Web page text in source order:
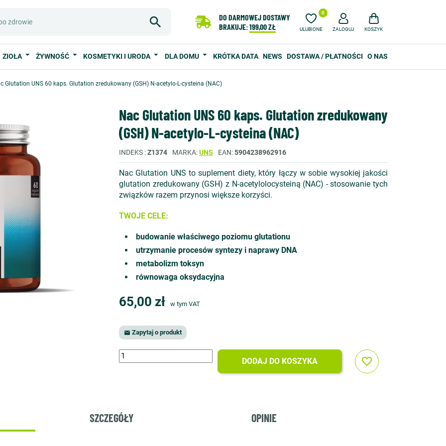
DO DARMOWEJ DOSTAWY
BRAKUJE:199,00 ZŁ ULUBIONE
0
ZALOGUJ KOSZYK
ZIOŁA ŻYWNOŚĆ KOSMETYKI I URODA DLA DOMU KRÓTKA DATA NEWS DOSTAWA / PŁATNOŚCI O NAS
Glutation UNS 60 kaps. Glutation zredukowany (GSH) N-acetylo-L-cysteina (NAC)
Nac Glutation UNS 60 kaps. Glutation zredukowany
(GSH) N-acetylo-L-cysteina (NAC)
INDEKS Z1374 MARKA UNS EAN 5904238962916
Nac Glutation UNS to suplement diety, który łączy w sobie wysokiej jakości
glutation zredukowany (GSH) z N-acetylolocysteiną (NAC) - stosowanie tych
związków razem przynosi większe korzyści.
TWOJE CELE:
budowanie właściwego poziomu glutationu
utrzymanie procesów syntezy i naprawy DNA
metabolizm toksyn
równowaga oksydacyjna
65,00 zł w tym VAT
 Zapytaj o produkt
DODAJ DO KOSZYKA favorite_border
SZCZEGÓŁY OPINIE